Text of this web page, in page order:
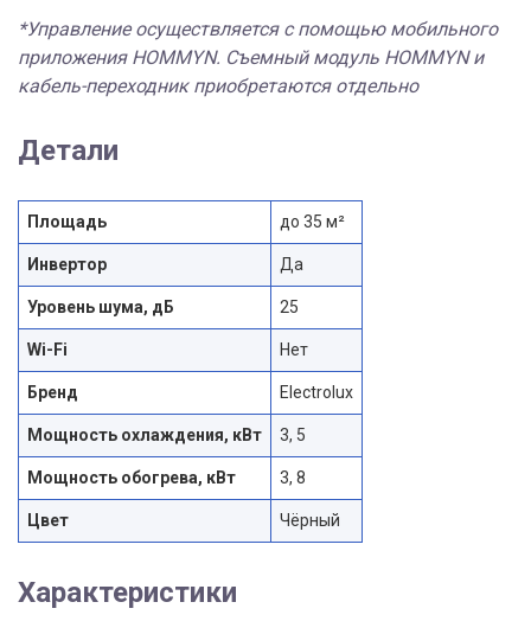
*Управление осуществляется с помощью мобильного
приложения HOMMYN. Съемный модуль HOMMYN и
кабель-переходник приобретаются отдельно
Детали
Площадь до 35 м²
Инвертор Да
Уровень шума, дБ 25
Wi-Fi Нет
Бренд Electrolux
Мощность охлаждения, кВт 3, 5
Мощность обогрева, кВт 3, 8
Цвет Чёрный
Характеристики